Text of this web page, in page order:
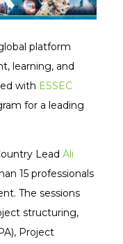
platform
learning, and
with ESSEC
for a leading
Lead Ali
15 professionals
The sessions
structuring,
Project